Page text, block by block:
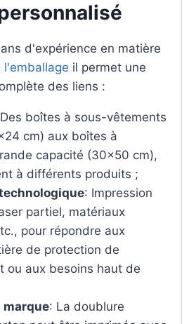
d'expérience en matière
l'emballage il permet une
des liens :
boîtes à sous-vêtements
cm) aux boîtes à
capacité (30×50 cm),
à différents produits ;
: Impression
partiel, matériaux
pour répondre aux
de protection de
ou aux besoins haut de
marque: La doublure